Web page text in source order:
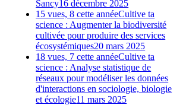
Sancy16 décembre 2025
15 vues, 8 cette annéeCultive ta
science : Augmenter la biodiversité
cultivée pour produire des services
écosystémiques20 mars 2025
18 vues, 7 cette annéeCultive ta
science : Analyse statistique de
réseaux pour modéliser les données
d'interactions en sociologie, biologie
et écologie11 mars 2025